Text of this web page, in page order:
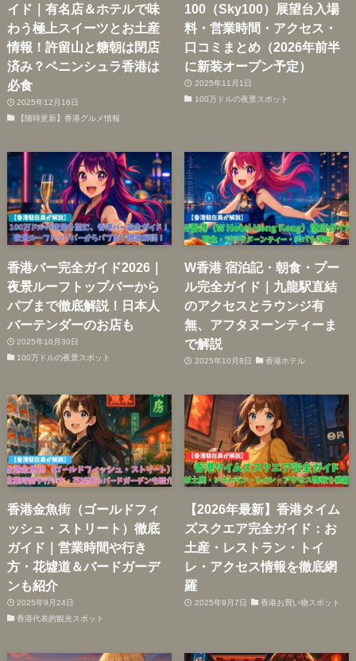
イド｜有名店＆ホテルで味
わう極上スイーツとお土産
情報！許留山と糖朝は閉店
済み？ペニンシュラ香港は
必食
2025年12月16日
【随時更新】香港グルメ情報
100（Sky100）展望台入場
料・営業時間・アクセス・
口コミまとめ（2026年前半
に新装オープン予定）
2025年11月1日
100万ドルの夜景スポット
香港バー完全ガイド2026｜
夜景ルーフトップバーから
パブまで徹底解説！日本人
バーテンダーのお店も
2025年10月30日
100万ドルの夜景スポット
W香港 宿泊記・朝食・プー
ル完全ガイド｜九龍駅直結
のアクセスとラウンジ有
無、アフタヌーンティーま
で解説
2025年10月8日 香港ホテル
香港金魚街（ゴールドフィ
ッシュ・ストリート）徹底
ガイド｜営業時間や行き
方・花墟道＆バードガーデ
ンも紹介
2025年9月24日
香港代表的観光スポット
【2026年最新】香港タイム
ズスクエア完全ガイド：お
土産・レストラン・トイ
レ・アクセス情報を徹底網
羅
2025年9月7日 香港お買い物スポット